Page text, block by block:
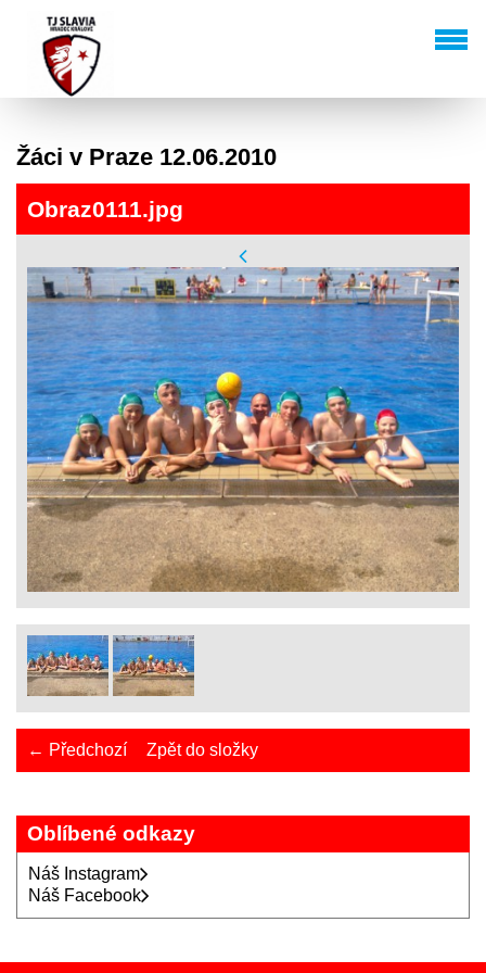
Žáci v Praze 12.06.2010
Obraz0111.jpg
← Předchozí Zpět do složky
Oblíbené odkazy
Náš Instagram
Náš Facebook